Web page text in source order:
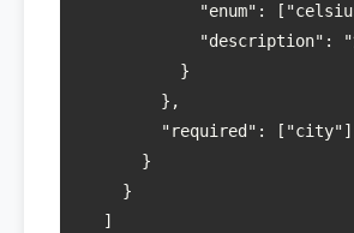
"enum":
"description": "
          }
        },
        "required": ["city"]
      }
    }
  ]